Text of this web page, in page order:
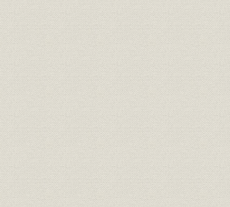
二木会
三井記念病院
共同施設
真如堂研修道場
綱町三井倶楽部
霞ヶ関三井クラブと新宿三井クラブ
(財)三井文庫
三井業際研究所
主要関係会社概要
資料